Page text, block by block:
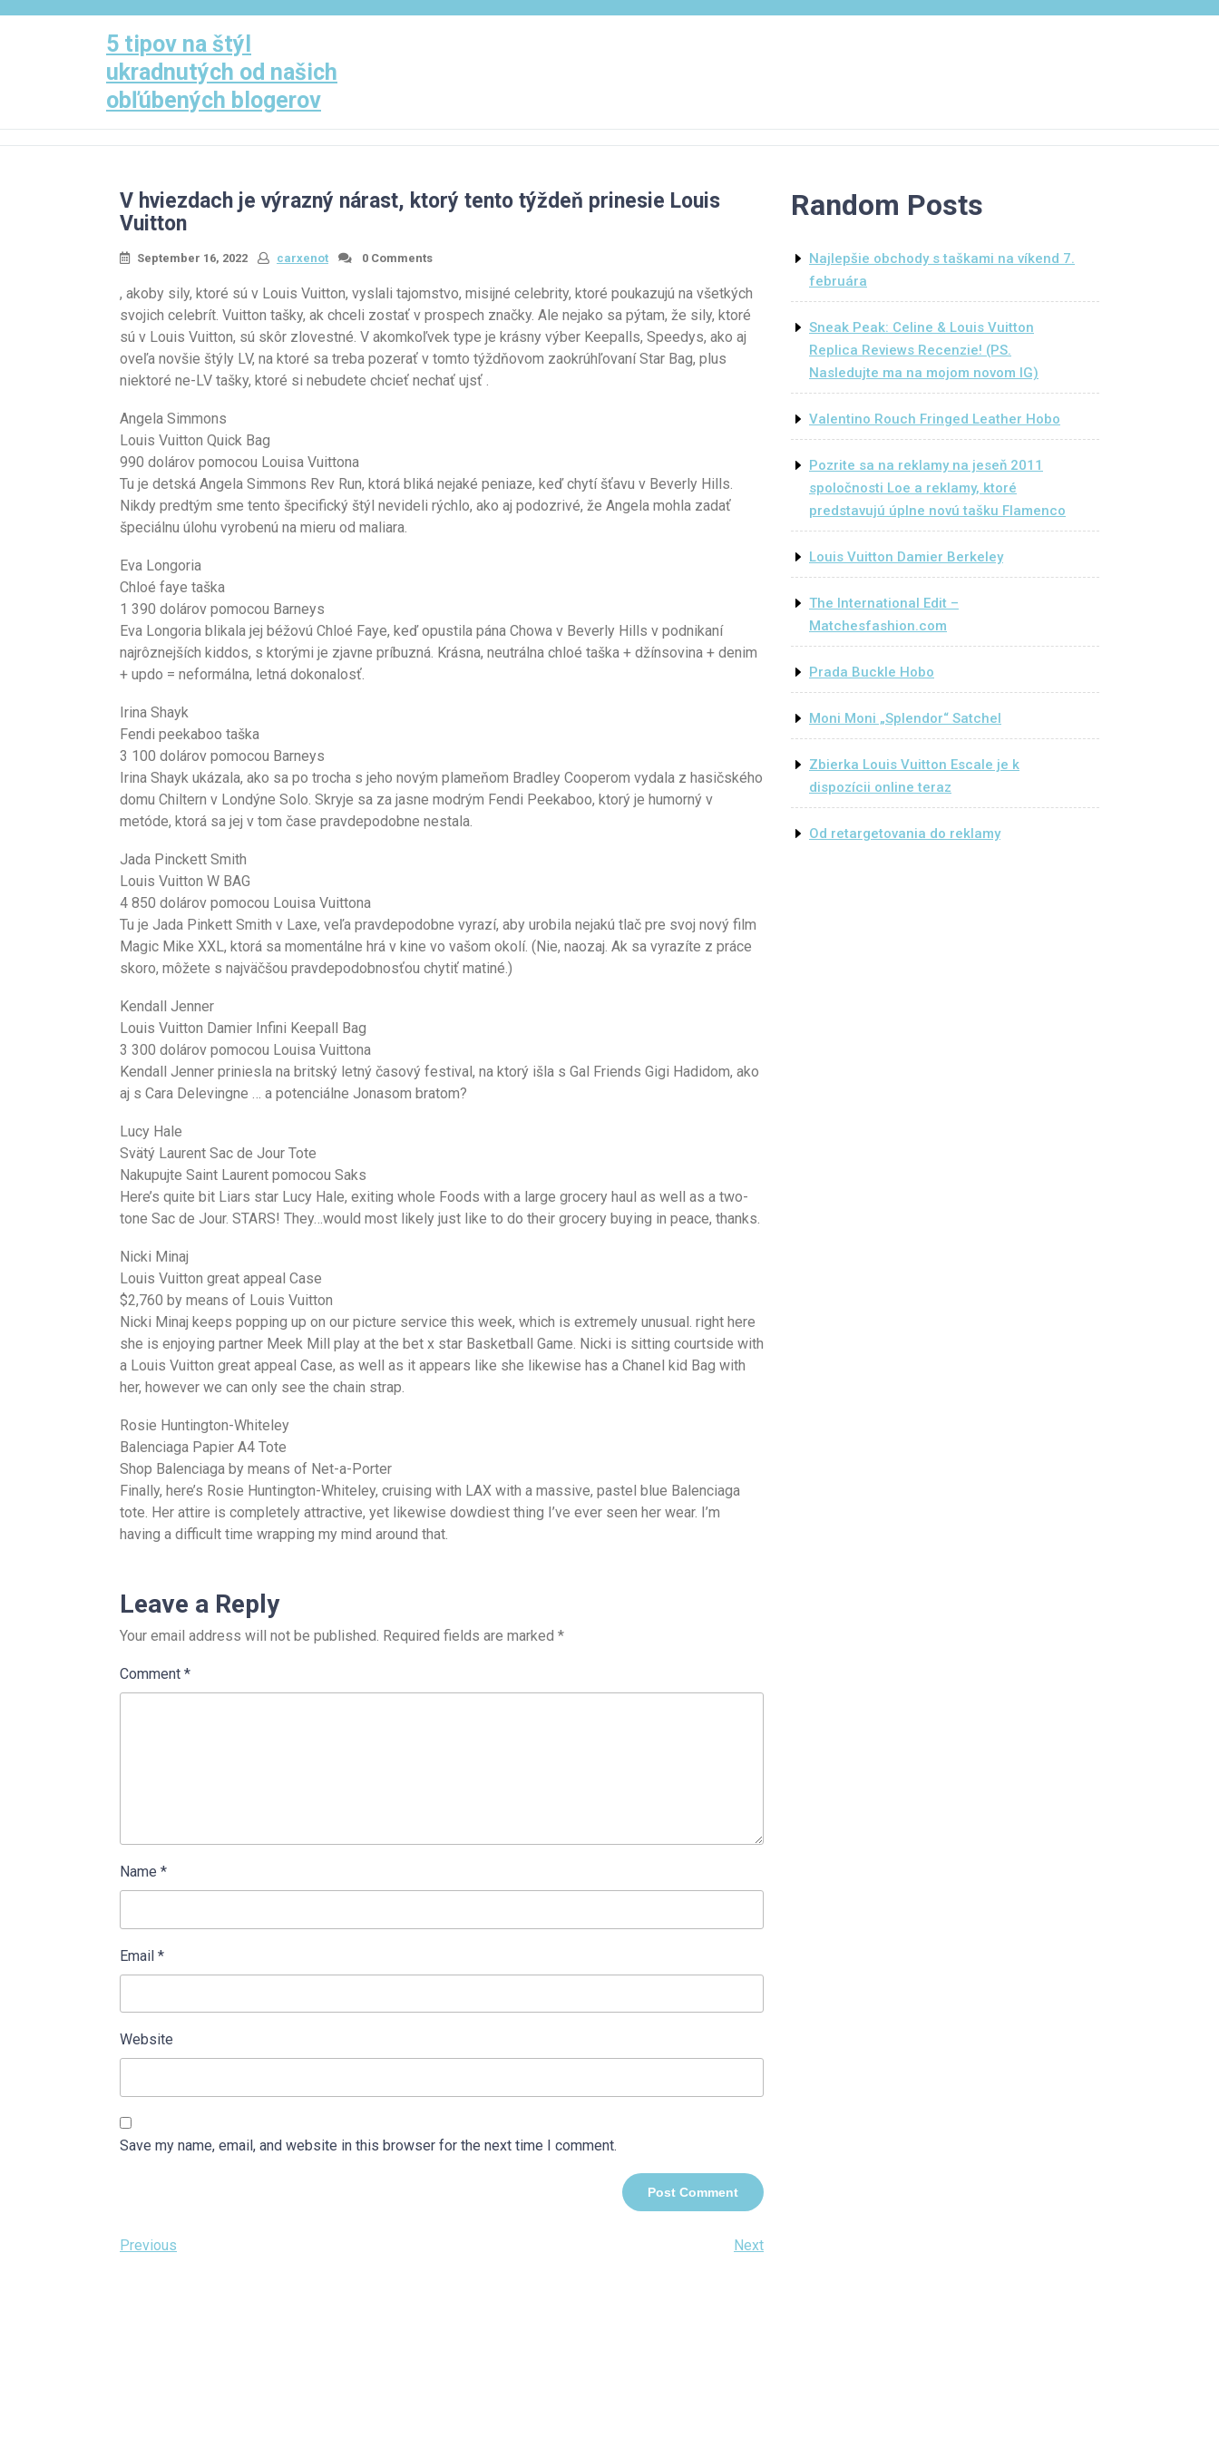
5 tipov na štýl
ukradnutých od našich
obľúbených blogerov
V hviezdach je výrazný nárast, ktorý tento týždeň prinesie Louis
Vuitton
September 16, 2022 carxenot 0 Comments
, akoby sily, ktoré sú v Louis Vuitton, vyslali tajomstvo, misijné celebrity, ktoré poukazujú na všetkých
svojich celebrít. Vuitton tašky, ak chceli zostať v prospech značky. Ale nejako sa pýtam, že sily, ktoré
sú v Louis Vuitton, sú skôr zlovestné. V akomkoľvek type je krásny výber Keepalls, Speedys, ako aj
oveľa novšie štýly LV, na ktoré sa treba pozerať v tomto týždňovom zaokrúhľovaní Star Bag, plus
niektoré ne-LV tašky, ktoré si nebudete chcieť nechať ujsť .
Angela Simmons
Louis Vuitton Quick Bag
990 dolárov pomocou Louisa Vuittona
Tu je detská Angela Simmons Rev Run, ktorá bliká nejaké peniaze, keď chytí šťavu v Beverly Hills.
Nikdy predtým sme tento špecifický štýl nevideli rýchlo, ako aj podozrivé, že Angela mohla zadať
špeciálnu úlohu vyrobenú na mieru od maliara.
Eva Longoria
Chloé faye taška
1 390 dolárov pomocou Barneys
Eva Longoria blikala jej béžovú Chloé Faye, keď opustila pána Chowa v Beverly Hills v podnikaní
najrôznejších kiddos, s ktorými je zjavne príbuzná. Krásna, neutrálna chloé taška + džínsovina + denim
+ updo = neformálna, letná dokonalosť.
Irina Shayk
Fendi peekaboo taška
3 100 dolárov pomocou Barneys
Irina Shayk ukázala, ako sa po trocha s jeho novým plameňom Bradley Cooperom vydala z hasičského
domu Chiltern v Londýne Solo. Skryje sa za jasne modrým Fendi Peekaboo, ktorý je humorný v
metóde, ktorá sa jej v tom čase pravdepodobne nestala.
Jada Pinckett Smith
Louis Vuitton W BAG
4 850 dolárov pomocou Louisa Vuittona
Tu je Jada Pinkett Smith v Laxe, veľa pravdepodobne vyrazí, aby urobila nejakú tlač pre svoj nový film
Magic Mike XXL, ktorá sa momentálne hrá v kine vo vašom okolí. (Nie, naozaj. Ak sa vyrazíte z práce
skoro, môžete s najväčšou pravdepodobnosťou chytiť matiné.)
Kendall Jenner
Louis Vuitton Damier Infini Keepall Bag
3 300 dolárov pomocou Louisa Vuittona
Kendall Jenner priniesla na britský letný časový festival, na ktorý išla s Gal Friends Gigi Hadidom, ako
aj s Cara Delevingne … a potenciálne Jonasom bratom?
Lucy Hale
Svätý Laurent Sac de Jour Tote
Nakupujte Saint Laurent pomocou Saks
Here’s quite bit Liars star Lucy Hale, exiting whole Foods with a large grocery haul as well as a two-
tone Sac de Jour. STARS! They…would most likely just like to do their grocery buying in peace, thanks.
Nicki Minaj
Louis Vuitton great appeal Case
$2,760 by means of Louis Vuitton
Nicki Minaj keeps popping up on our picture service this week, which is extremely unusual. right here
she is enjoying partner Meek Mill play at the bet x star Basketball Game. Nicki is sitting courtside with
a Louis Vuitton great appeal Case, as well as it appears like she likewise has a Chanel kid Bag with
her, however we can only see the chain strap.
Rosie Huntington-Whiteley
Balenciaga Papier A4 Tote
Shop Balenciaga by means of Net-a-Porter
Finally, here’s Rosie Huntington-Whiteley, cruising with LAX with a massive, pastel blue Balenciaga
tote. Her attire is completely attractive, yet likewise dowdiest thing I’ve ever seen her wear. I’m
having a difficult time wrapping my mind around that.
Leave a Reply
Your email address will not be published. Required fields are marked *
Comment *
Name *
Email *
Website
Save my name, email, and website in this browser for the next time I comment.
Post
Previous
Previous
Next
Next
Random Posts
Najlepšie obchody s taškami na víkend 7.
februára
Sneak Peak: Celine & Louis Vuitton
Replica Reviews Recenzie! (PS.
Nasledujte ma na mojom novom IG)
Valentino Rouch Fringed Leather Hobo
Pozrite sa na reklamy na jeseň 2011
spoločnosti Loe a reklamy, ktoré
predstavujú úplne novú tašku Flamenco
Louis Vuitton Damier Berkeley
The International Edit –
Matchesfashion.com
Prada Buckle Hobo
Moni Moni „Splendor“ Satchel
Zbierka Louis Vuitton Escale je k
dispozícii online teraz
Od retargetovania do reklamy